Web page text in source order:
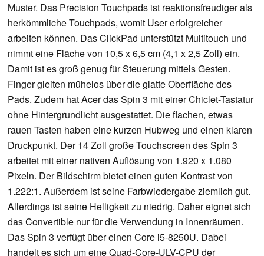
Muster. Das Precision Touchpads ist reaktionsfreudiger als
herkömmliche Touchpads, womit User erfolgreicher
arbeiten können. Das ClickPad unterstützt Multitouch und
nimmt eine Fläche von 10,5 x 6,5 cm (4,1 x 2,5 Zoll) ein.
Damit ist es groß genug für Steuerung mittels Gesten.
Finger gleiten mühelos über die glatte Oberfläche des
Pads. Zudem hat Acer das Spin 3 mit einer Chiclet-Tastatur
ohne Hintergrundlicht ausgestattet. Die flachen, etwas
rauen Tasten haben eine kurzen Hubweg und einen klaren
Druckpunkt. Der 14 Zoll große Touchscreen des Spin 3
arbeitet mit einer nativen Auflösung von 1.920 x 1.080
Pixeln. Der Bildschirm bietet einen guten Kontrast von
1.222:1. Außerdem ist seine Farbwiedergabe ziemlich gut.
Allerdings ist seine Helligkeit zu niedrig. Daher eignet sich
das Convertible nur für die Verwendung in Innenräumen.
Das Spin 3 verfügt über einen Core i5-8250U. Dabei
handelt es sich um eine Quad-Core-ULV-CPU der